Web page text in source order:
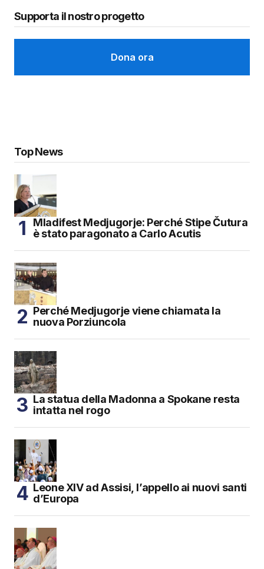
Supporta il nostro progetto
Dona ora
Top News
Mladifest Medjugorje: Perché Stipe Čutura
è stato paragonato a Carlo Acutis
Perché Medjugorje viene chiamata la
nuova Porziuncola
La statua della Madonna a Spokane resta
intatta nel rogo
Leone XIV ad Assisi, l’appello ai nuovi santi
d’Europa